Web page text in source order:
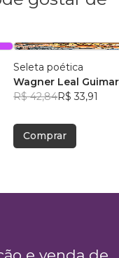
Seleta poética
Wagner Leal
R$ 42,84R$ 33,91
Comprar